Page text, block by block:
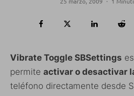
Vibrate Toggle SBSettings
permite activar o desactivar
teléfono directamente desde